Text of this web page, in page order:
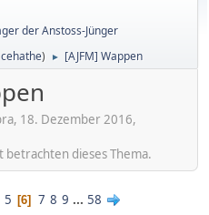
der Anstoss-Jünger
cehathe) ► [AJFM] Wappen
18. Dezember 2016,
betrachten dieses Thema.
5 6 7 8 9 ... 58